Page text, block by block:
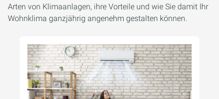
Arten von Klimaanlagen, ihre Vorteile und wie Sie damit Ihr
Wohnklima ganzjährig angenehm gestalten können.